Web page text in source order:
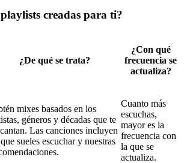
creadas para ti?
¿De qué se trata?
¿Con qué
frecuencia se
actualiza?
mixes basados en los
géneros y décadas que te
Las canciones incluyen
sueles escuchar y nuestras
Cuanto más
escuchas,
mayor es la
frecuencia con
la que se
actualiza.